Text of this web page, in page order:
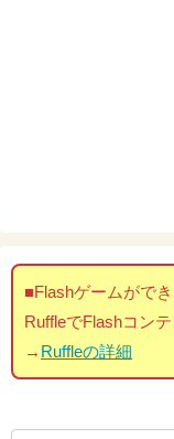
■Flashゲームがで
RuffleでFlashコン
→ Ruffleの詳細